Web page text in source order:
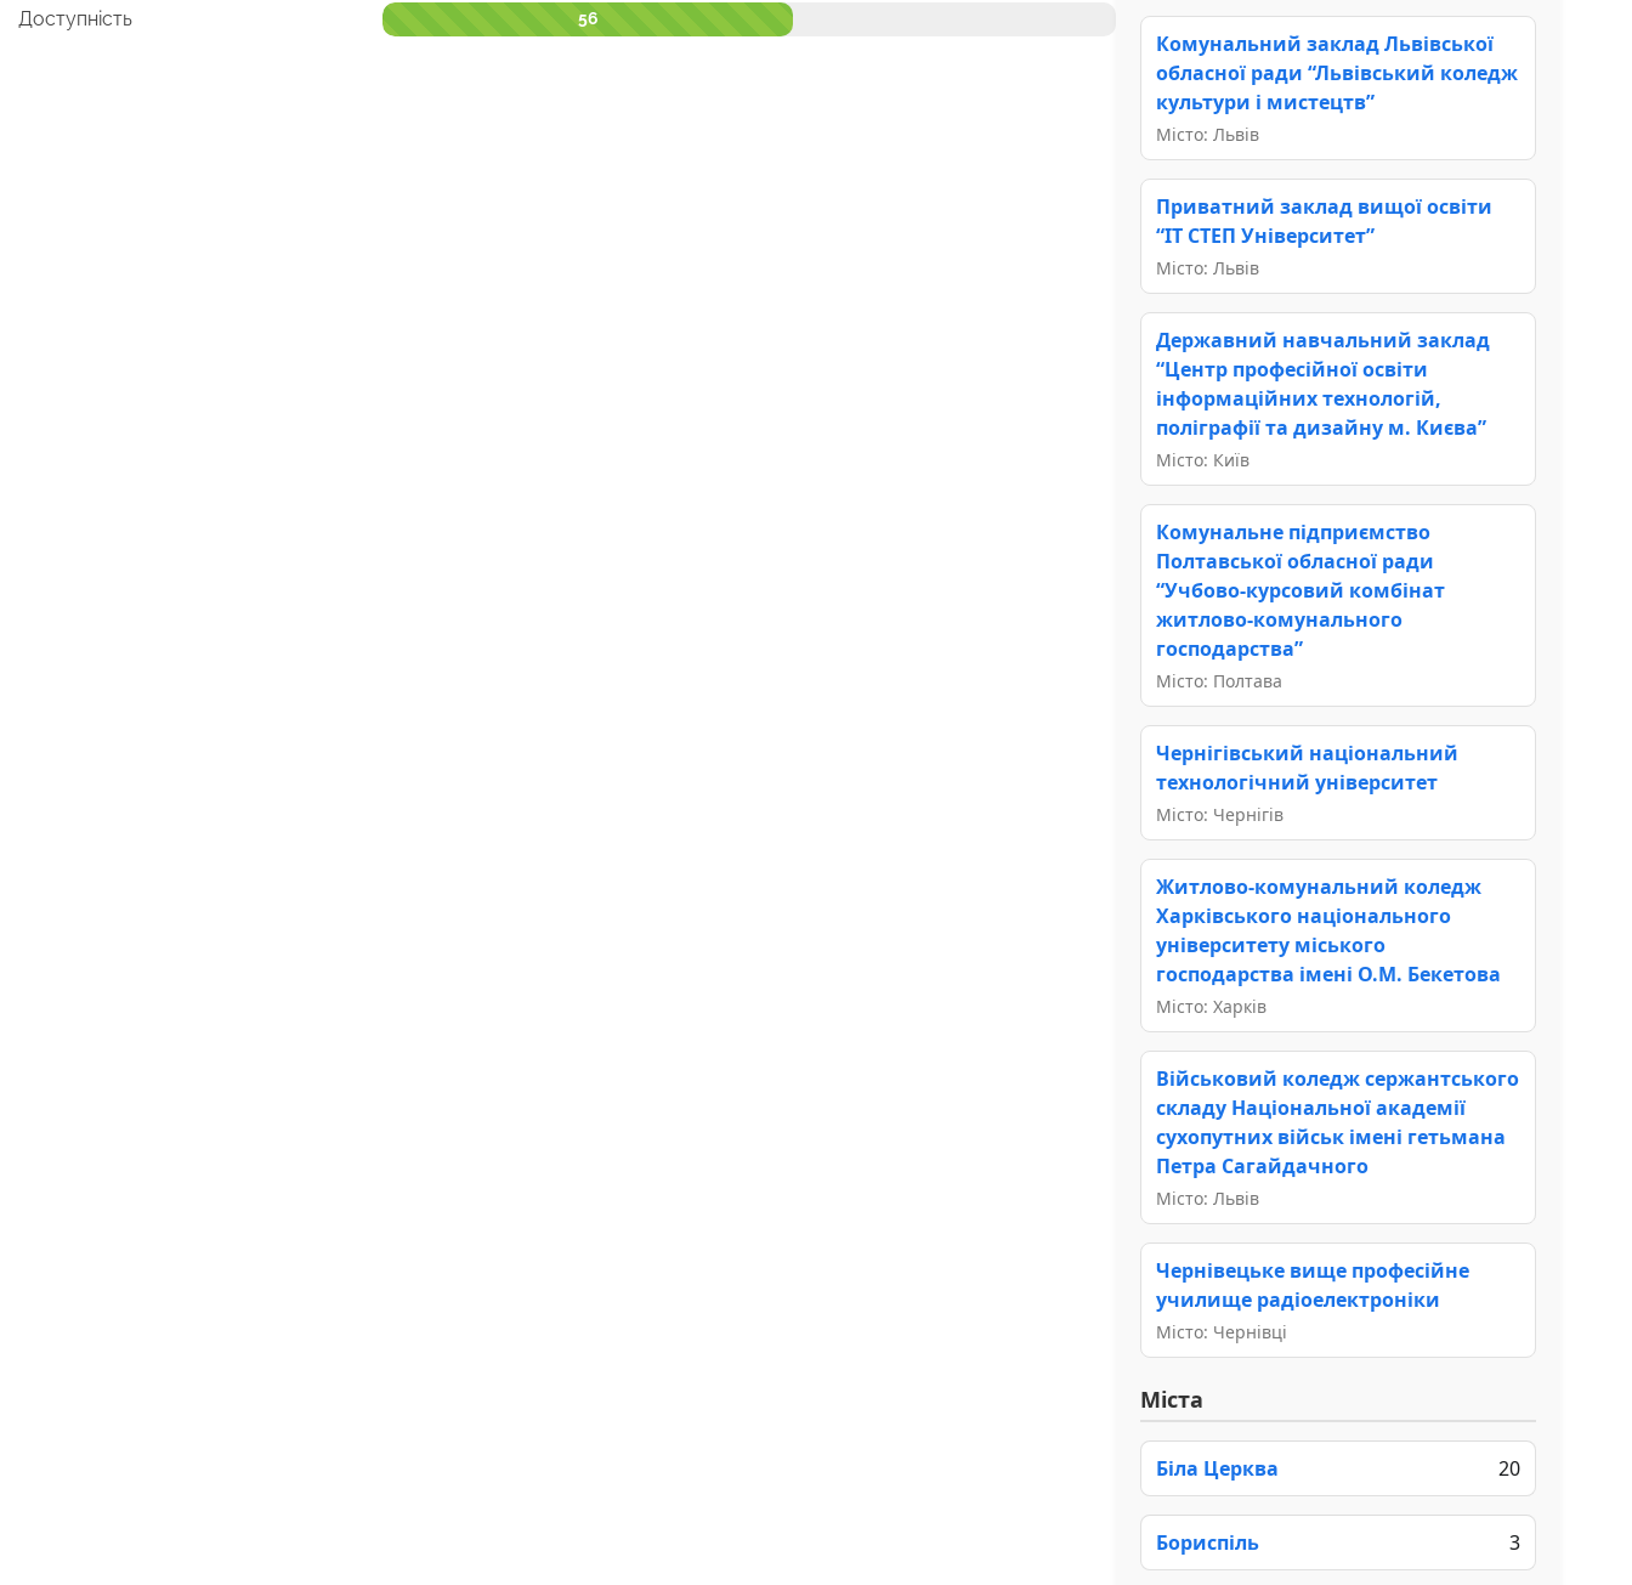
Доступність 56
Комунальний заклад Львівської
обласної ради “Львівський коледж
культури і мистецтв”
Місто: Львів
Приватний заклад вищої освіти
“ІТ СТЕП Університет”
Місто: Львів
Державний навчальний заклад
“Центр професійної освіти
інформаційних технологій,
поліграфії та дизайну м. Києва”
Місто: Київ
Комунальне підприємство
Полтавської обласної ради
“Учбово-курсовий комбінат
житлово-комунального
господарства”
Місто: Полтава
Чернігівський національний
технологічний університет
Місто: Чернігів
Житлово-комунальний коледж
Харківського національного
університету міського
господарства імені О.М. Бекетова
Місто: Харків
Військовий коледж сержантського
складу Національної академії
сухопутних військ імені гетьмана
Петра Сагайдачного
Місто: Львів
Чернівецьке вище професійне
училище радіоелектроніки
Місто: Чернівці
Міста
Біла Церква 20
Бориспіль 3